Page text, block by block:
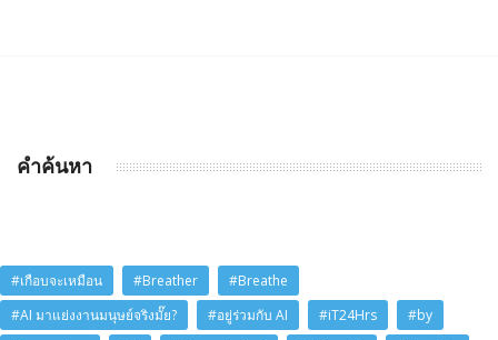
คำค้นหา
#เกือบจะเหมือน #Breather
#Breathe
#AI มาแย่งงานมนุษย์จริงมั๊ย?
#อยู่ร่วมกับ AI #iT24Hrs
#by